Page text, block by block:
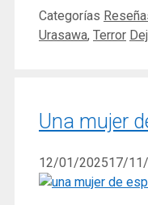
Categorías
Urasawa, Terror
Una mujer
12/01/202517/